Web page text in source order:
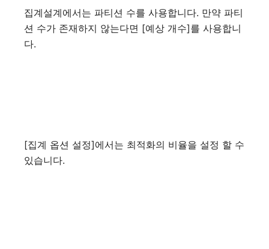
집계설계에서는 파티션 수를 사용합니다. 만약 파티
션 수가 존재하지 않는다면 [예상 개수]를 사용합니
다.
[집계 옵션 설정]에서는 최적화의 비율을 설정 할 수
있습니다.